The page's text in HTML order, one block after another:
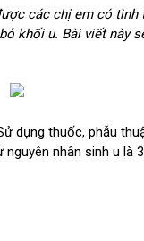
các chị em có tình
khối u. Bài viết này
dụng thuốc, phẫu
nhân sinh u